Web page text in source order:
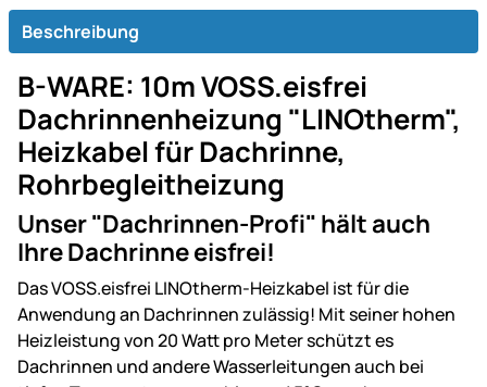
Beschreibung
B-WARE: 10m VOSS.eisfrei
Dachrinnenheizung "LINOtherm",
Heizkabel für Dachrinne,
Rohrbegleitheizung
Unser "Dachrinnen-Profi" hält auch
Ihre Dachrinne eisfrei!
Das VOSS.eisfrei LINOtherm-Heizkabel ist für die
Anwendung an Dachrinnen zulässig! Mit seiner hohen
Heizleistung von 20 Watt pro Meter schützt es
Dachrinnen und andere Wasserleitungen auch bei